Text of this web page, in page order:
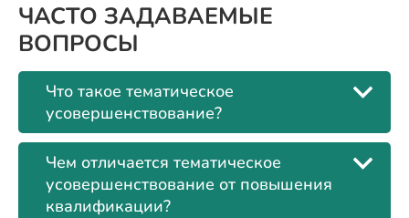
ЧАСТО ЗАДАВАЕМЫЕ
ВОПРОСЫ
Что такое тематическое
усовершенствование?
Чем отличается тематическое
усовершенствование от повышения
квалификации?